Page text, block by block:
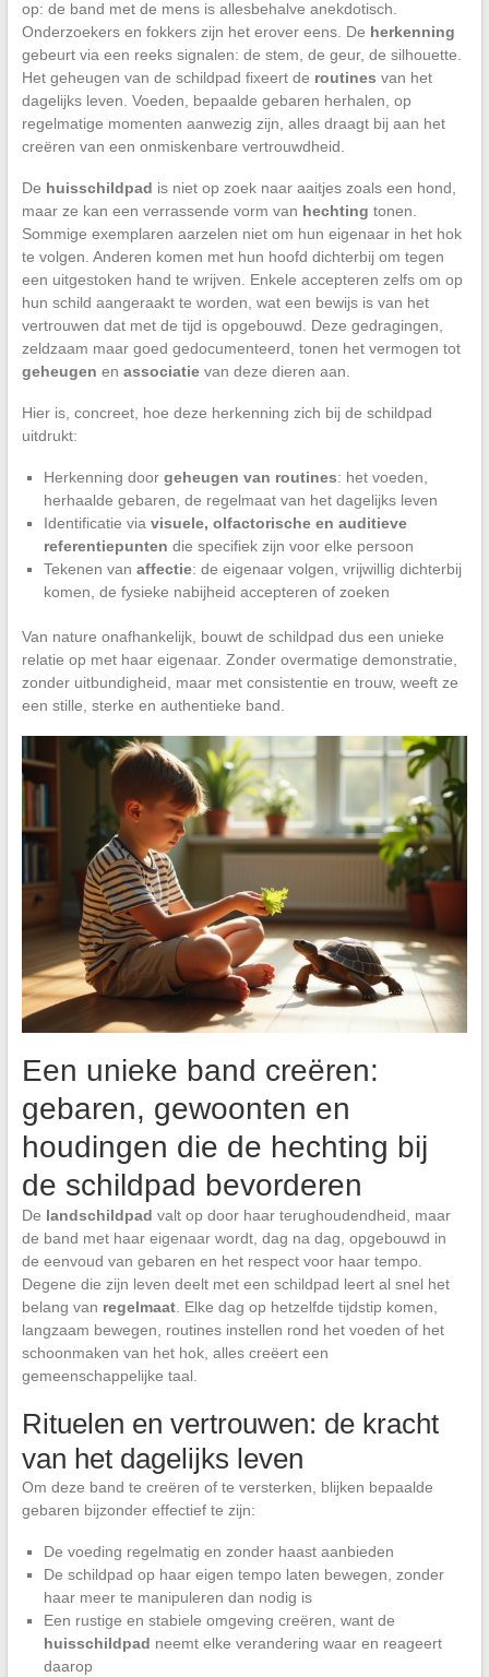
op: de band met de mens is allesbehalve anekdotisch.
Onderzoekers en fokkers zijn het erover eens. De herkenning
gebeurt via een reeks signalen: de stem, de geur, de silhouette.
Het geheugen van de schildpad fixeert de routines van het
dagelijks leven. Voeden, bepaalde gebaren herhalen, op
regelmatige momenten aanwezig zijn, alles draagt bij aan het
creëren van een onmiskenbare vertrouwdheid.
De huisschildpad is niet op zoek naar aaitjes zoals een hond,
maar ze kan een verrassende vorm van hechting tonen.
Sommige exemplaren aarzelen niet om hun eigenaar in het hok
te volgen. Anderen komen met hun hoofd dichterbij om tegen
een uitgestoken hand te wrijven. Enkele accepteren zelfs om op
hun schild aangeraakt te worden, wat een bewijs is van het
vertrouwen dat met de tijd is opgebouwd. Deze gedragingen,
zeldzaam maar goed gedocumenteerd, tonen het vermogen tot
geheugen en associatievan deze dieren aan.
Hier is, concreet, hoe deze herkenning zich bij de schildpad
uitdrukt:
Herkenning door geheugen van routines: het voeden,
herhaalde gebaren, de regelmaat van het dagelijks leven
Identificatie via visuele, olfactorische en auditieve
referentiepunten die specifiek zijn voor elke persoon
Tekenen van affectie: de eigenaar volgen, vrijwillig dichterbij
komen, de fysieke nabijheid accepteren of zoeken
Van nature onafhankelijk, bouwt de schildpad dus een unieke
relatie op met haar eigenaar. Zonder overmatige demonstratie,
zonder uitbundigheid, maar met consistentie en trouw, weeft ze
een stille, sterke en authentieke band.
Een unieke band creëren:
gebaren, gewoonten en
houdingen die de hechting bij
de schildpad bevorderen
De landschildpad valt op door haar terughoudendheid, maar
de band met haar eigenaar wordt, dag na dag, opgebouwd in
de eenvoud van gebaren en het respect voor haar tempo.
Degene die zijn leven deelt met een schildpad leert al snel het
belang van regelmaat. Elke dag op hetzelfde tijdstip komen,
langzaam bewegen, routines instellen rond het voeden of het
schoonmaken van het hok, alles creëert een
gemeenschappelijke taal.
Rituelen en vertrouwen: de kracht
van het dagelijks leven
Om deze band te creëren of te versterken, blijken bepaalde
gebaren bijzonder effectief te zijn:
De voeding regelmatig en zonder haast aanbieden
De schildpad op haar eigen tempo laten bewegen, zonder
haar meer te manipuleren dan nodig is
Een rustige en stabiele omgeving creëren, want de
huisschildpad neemt elke verandering waar en reageert
daarop